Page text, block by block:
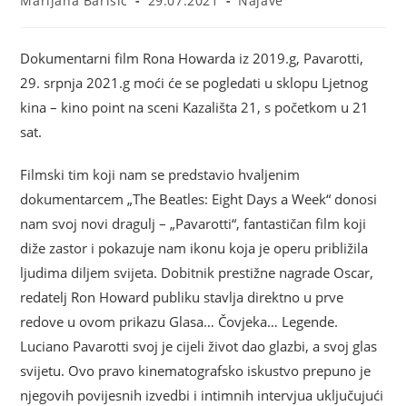
Dokumentarni film Rona Howarda iz 2019.g, Pavarotti,
29. srpnja 2021.g moći će se pogledati u sklopu Ljetnog
kina – kino point na sceni Kazališta 21, s početkom u 21
sat.
Filmski tim koji nam se predstavio hvaljenim
dokumentarcem „The Beatles: Eight Days a Week“ donosi
nam svoj novi dragulj – „Pavarotti“, fantastičan film koji
diže zastor i pokazuje nam ikonu koja je operu približila
ljudima diljem svijeta. Dobitnik prestižne nagrade Oscar,
redatelj Ron Howard publiku stavlja direktno u prve
redove u ovom prikazu Glasa… Čovjeka… Legende.
Luciano Pavarotti svoj je cijeli život dao glazbi, a svoj glas
svijetu. Ovo pravo kinematografsko iskustvo prepuno je
njegovih povijesnih izvedbi i intimnih intervjua uključujući